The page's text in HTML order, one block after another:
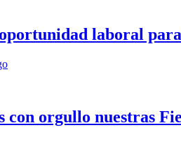
laboral
con orgullo nuestras